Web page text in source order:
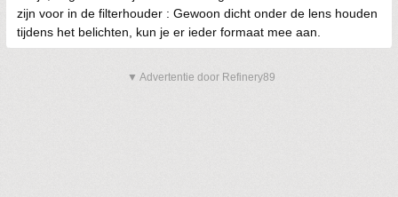
zijn voor in de filterhouder : Gewoon dicht onder de lens houden
tijdens het belichten, kun je er ieder formaat mee aan.
▼ Advertentie door Refinery89